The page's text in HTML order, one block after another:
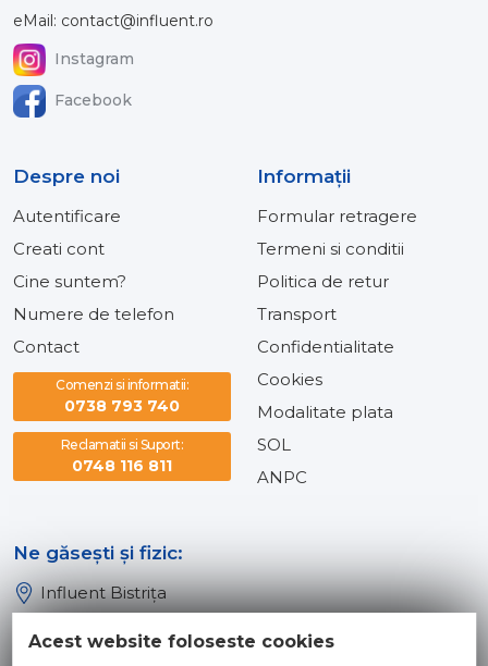
eMail: contact@influent.ro
Instagram
Facebook
Despre noi
Autentificare
Creati cont
Cine suntem?
Numere de telefon
Contact
Comenzi si informatii:
0738 793 740
Reclamatii si Suport:
0748 116 811
Informaţii
Formular retragere
Termeni si conditii
Politica de retur
Transport
Confidentialitate
Cookies
Modalitate plata
SOL
ANPC
Ne găsești și fizic:
Influent Bistrița
Acest website foloseste cookies